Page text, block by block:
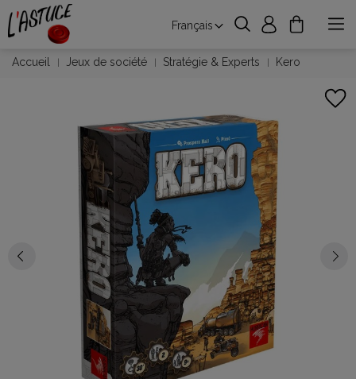
Français
Accueil Jeux de société Stratégie & Experts Kero